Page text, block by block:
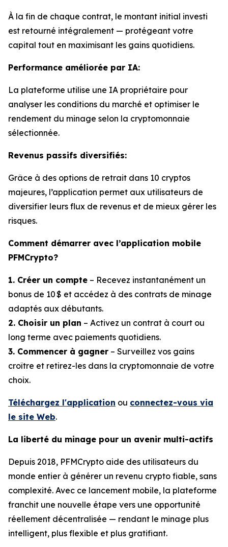
À la fin de chaque contrat, le montant initial investi
est retourné intégralement — protégeant votre
capital tout en maximisant les gains quotidiens.
Performance améliorée par IA:
La plateforme utilise une IA propriétaire pour
analyser les conditions du marché et optimiser le
rendement du minage selon la cryptomonnaie
sélectionnée.
Revenus passifs diversifiés:
Grâce à des options de retrait dans 10 cryptos
majeures, l’application permet aux utilisateurs de
diversifier leurs flux de revenus et de mieux gérer les
risques.
Comment démarrer avec l’application mobile
PFMCrypto?
1. Créer un compte – Recevez instantanément un
bonus de 10 $ et accédez à des contrats de minage
adaptés aux débutants.
2. Choisir un plan – Activez un contrat à court ou
long terme avec paiements quotidiens.
3. Commencer à gagner – Surveillez vos gains
croître et retirez-les dans la cryptomonnaie de votre
choix.
Téléchargez l'application ou connectez-vous via
le site Web.
La liberté du minage pour un avenir multi-actifs
Depuis 2018, PFMCrypto aide des utilisateurs du
monde entier à générer un revenu crypto fiable, sans
complexité. Avec ce lancement mobile, la plateforme
franchit une nouvelle étape vers une opportunité
réellement décentralisée — rendant le minage plus
intelligent, plus flexible et plus gratifiant.